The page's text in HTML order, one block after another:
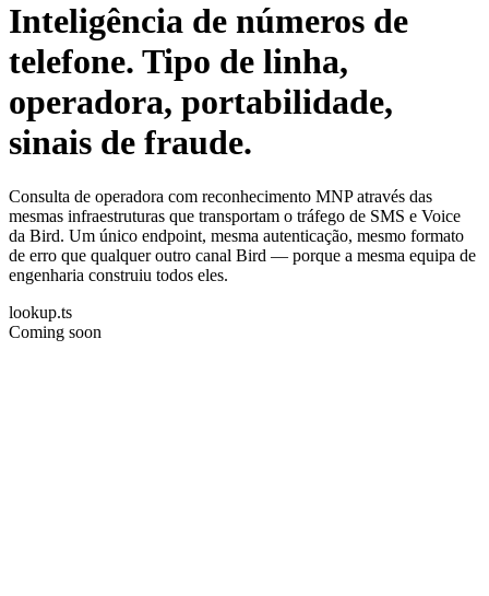
Inteligência de números de
telefone. Tipo de linha,
operadora, portabilidade,
sinais de fraude.
Consulta de operadora com reconhecimento MNP através das
mesmas infraestruturas que transportam o tráfego de SMS e Voice
da Bird. Um único endpoint, mesma autenticação, mesmo formato
de erro que qualquer outro canal Bird — porque a mesma equipa de
engenharia construiu todos eles.
lookup.ts
Coming soon